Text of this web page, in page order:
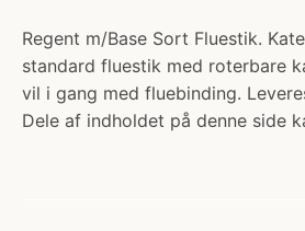
Regent m/Base Sort Fluestik.
standard fluestik med roterbare
vil i gang med fluebinding.
Dele af indholdet på denne side